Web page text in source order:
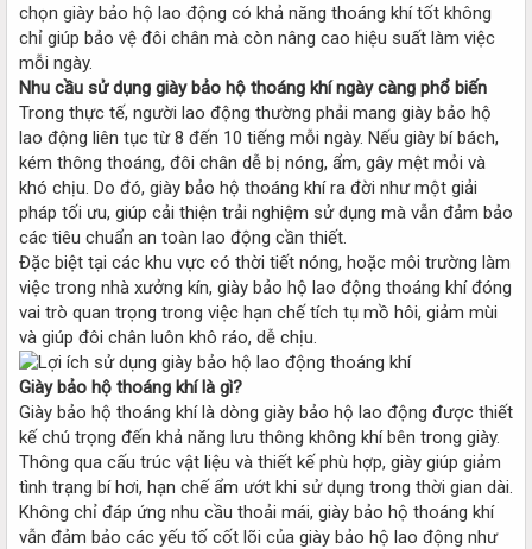
chọn giày bảo hộ lao động có khả năng thoáng khí tốt không
chỉ giúp bảo vệ đôi chân mà còn nâng cao hiệu suất làm việc
mỗi ngày.
Nhu cầu sử dụng giày bảo hộ thoáng khí ngày càng phổ biến
Trong thực tế, người lao động thường phải mang giày bảo hộ
lao động liên tục từ 8 đến 10 tiếng mỗi ngày. Nếu giày bí bách,
kém thông thoáng, đôi chân dễ bị nóng, ẩm, gây mệt mỏi và
khó chịu. Do đó, giày bảo hộ thoáng khí ra đời như một giải
pháp tối ưu, giúp cải thiện trải nghiệm sử dụng mà vẫn đảm bảo
các tiêu chuẩn an toàn lao động cần thiết.
Đặc biệt tại các khu vực có thời tiết nóng, hoặc môi trường làm
việc trong nhà xưởng kín, giày bảo hộ lao động thoáng khí đóng
vai trò quan trọng trong việc hạn chế tích tụ mồ hôi, giảm mùi
và giúp đôi chân luôn khô ráo, dễ chịu.
Giày bảo hộ thoáng khí là gì?
Giày bảo hộ thoáng khí là dòng giày bảo hộ lao động được thiết
kế chú trọng đến khả năng lưu thông không khí bên trong giày.
Thông qua cấu trúc vật liệu và thiết kế phù hợp, giày giúp giảm
tình trạng bí hơi, hạn chế ẩm ướt khi sử dụng trong thời gian dài.
Không chỉ đáp ứng nhu cầu thoải mái, giày bảo hộ thoáng khí
vẫn đảm bảo các yếu tố cốt lõi của giày bảo hộ lao động như